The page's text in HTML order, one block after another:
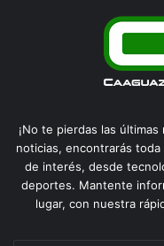
¡No te pierdas las
noticias, encontrarás
de interés, desde
deportes. Mantente
lugar, con nuestra